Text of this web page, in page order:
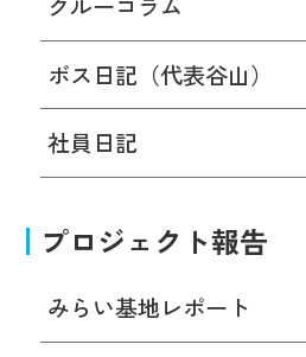
ボス日記（代表谷山）
社員日記
プロジェクト報告
みらい基地レポート